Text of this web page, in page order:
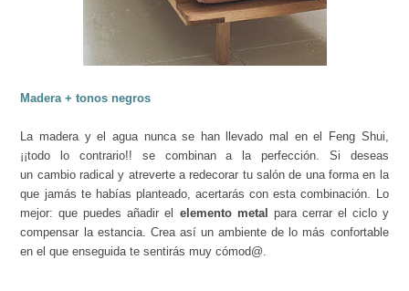
Madera + tonos negros
La madera y el agua nunca se han llevado mal en el Feng Shui,
¡¡todo lo contrario!! se combinan a la perfección. Si deseas
un cambio radical y atreverte a redecorar tu salón de una forma en la
que jamás te habías planteado, acertarás con esta combinación. Lo
mejor: que puedes añadir el elemento metal para cerrar el ciclo y
compensar la estancia. Crea así un ambiente de lo más confortable
en el que enseguida te sentirás muy cómod@.